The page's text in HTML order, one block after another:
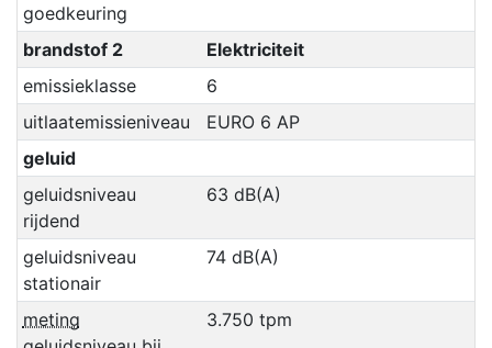
goedkeuring
brandstof 2
Elektriciteit
emissieklasse
6
uitlaatemissieniveau
EURO 6 AP
geluid
geluidsniveau
rijdend
63 dB(A)
geluidsniveau
stationair
74 dB(A)
meting
3.750 tpm